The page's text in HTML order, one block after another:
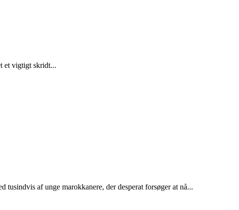
et vigtigt skridt...
af unge marokkanere, der desperat forsøger at nå...